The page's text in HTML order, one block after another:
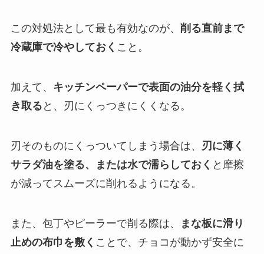
この対処法として最も有効なのが、 削る直前まで
冷蔵庫で冷やしておく こと。
加えて、 キッチンペーパーで表面の油分を軽く拭
き取る と、刃にくっつきにくくなる。
刃そのものにくっついてしまう場合は、
刃に薄く
サラダ油を塗る、または水で濡らしておく と摩擦
が減ってスムーズに削れるようになる。
また、包丁やピーラーで削る際は、
まな板に滑り
止めの布巾を敷く ことで、チョコが動かず安全に